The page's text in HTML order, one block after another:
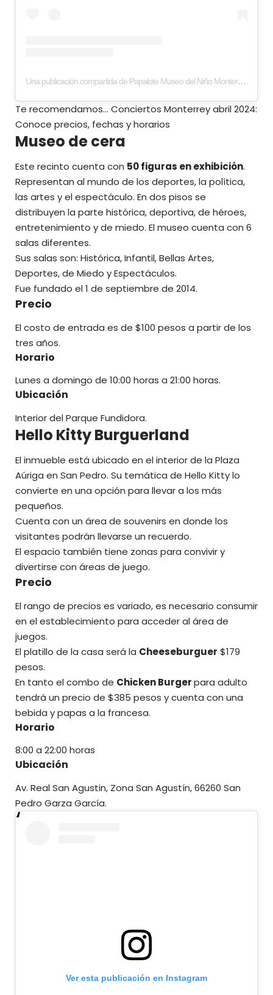
Una publicación compartida de Papalote Museo del Niño Monterrey (@papalotemuseomty)
Te recomendamos… Conciertos Monterrey abril 2024:
Conoce precios, fechas y horarios
Museo de cera
Este recinto cuenta con 50 figuras en exhibición.
Representan al mundo de los deportes, la política,
las artes y el espectáculo. En dos pisos se
distribuyen la parte histórica, deportiva, de héroes,
entretenimiento y de miedo. El museo cuenta con 6
salas diferentes.
Sus salas son: Histórica, Infantil, Bellas Artes,
Deportes, de Miedo y Espectáculos.
Fue fundado el 1 de septiembre de 2014.
Precio
El costo de entrada es de $100 pesos a partir de los
tres años.
Horario
Lunes a domingo de 10:00 horas a 21:00 horas.
Ubicación
Interior del Parque Fundidora.
Hello Kitty Burguerland
El inmueble está ubicado en el interior de la Plaza
Aúriga en San Pedro. Su temática de Hello Kitty lo
convierte en una opción para llevar a los más
pequeños.
Cuenta con un área de souvenirs en donde los
visitantes podrán llevarse un recuerdo.
El espacio también tiene zonas para convivir y
divertirse con áreas de juego.
Precio
El rango de precios es variado, es necesario consumir
en el establecimiento para acceder al área de
juegos.
El platillo de la casa será la Cheeseburguer $179
pesos.
En tanto el combo de Chicken Burgerpara adulto
tendrá un precio de $385 pesos y cuenta con una
bebida y papas a la francesa.
Horario
8:00 a 22:00 horas
Ubicación
Av. Real San Agustin, Zona San Agustín, 66260 San
Pedro Garza García.
Ver esta publicación en Instagram